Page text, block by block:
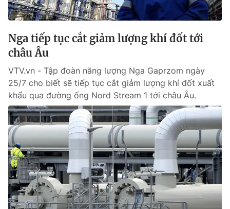
Thế giới đó đây
Câu chuyện quốc tế
Tài chính
Thị trường
Góc doanh nghiệp
Dữ liệu và đời sống
Truyền hình
Phim VTV
Hậu trường
Nhân vật
Khán giả
Giải sao mai
Giải trí
Điện ảnh
Âm nhạc
Sao
Đời sống
Du lịch
Làm đẹp
Chất lượng cuộc sống
Giáo dục
Tuyển sinh
Học trực tuyến
Công nghệ
Hitech Công nghệ tương lai
Giao lưu trực tuyến
Nga tiếp tục cắt giảm lượng khí đốt tới
châu Âu
VTV.vn - Tập đoàn năng lượng Nga Gaprzom ngày
25/7 cho biết sẽ tiếp tục cắt giảm lượng khí đốt xuất
khẩu qua đường ống Nord Stream 1 tới châu Âu.